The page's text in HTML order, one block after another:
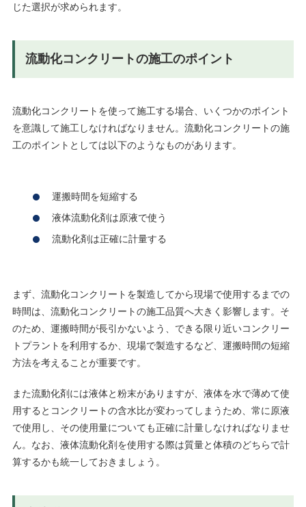
じた選択が求められます。
流動化コンクリートの施工のポイント
流動化コンクリートを使って施工する場合、いくつかのポイント
を意識して施工しなければなりません。流動化コンクリートの施
工のポイントとしては以下のようなものがあります。
運搬時間を短縮する
液体流動化剤は原液で使う
流動化剤は正確に計量する
まず、流動化コンクリートを製造してから現場で使用するまでの
時間は、流動化コンクリートの施工品質へ大きく影響します。そ
のため、運搬時間が長引かないよう、できる限り近いコンクリー
トプラントを利用するか、現場で製造するなど、運搬時間の短縮
方法を考えることが重要です。
また流動化剤には液体と粉末がありますが、液体を水で薄めて使
用するとコンクリートの含水比が変わってしまうため、常に原液
で使用し、その使用量についても正確に計量しなければなりませ
ん。なお、液体流動化剤を使用する際は質量と体積のどちらで計
算するかも統一しておきましょう。